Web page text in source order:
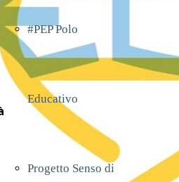
Progetto Senso di
marcia
Volontari per
#PEP Polo
Educativo
Progetto Senso di